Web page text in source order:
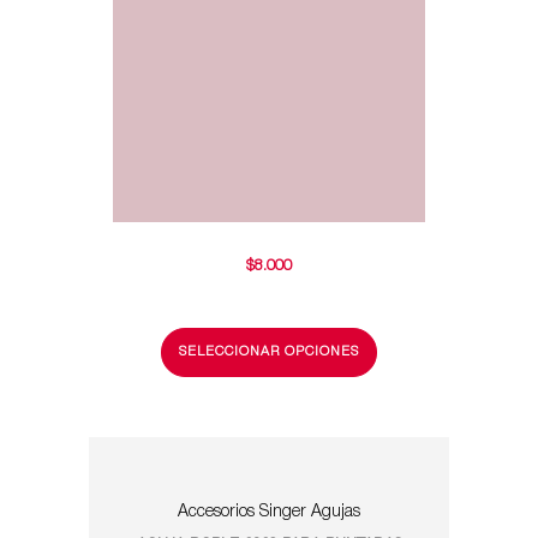
$8.000
SELECCIONAR OPCIONES
Accesorios Singer Agujas